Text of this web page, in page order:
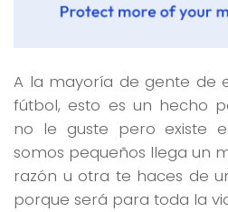
A la mayoría de gente de
fútbol, esto es un hecho
no le guste pero existe
somos pequeños llega un
razón u otra te haces de
porque será para toda la